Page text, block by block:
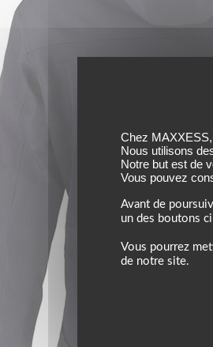
Chez
Nous utilisons
Notre but est de
Vous pouvez
Avant de
un des boutons
Vous pourrez
de notre site.